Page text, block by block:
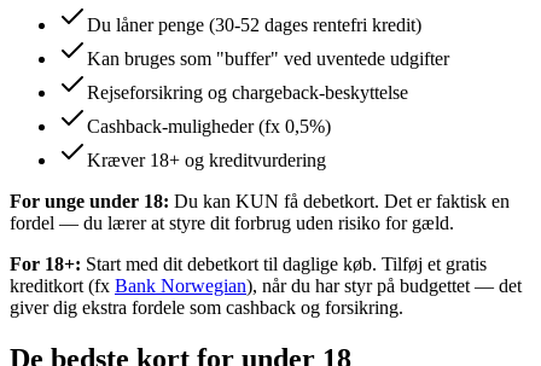
Du låner penge (30-52 dages rentefri kredit)
Kan bruges som "buffer" ved uventede udgifter
Rejseforsikring og chargeback-beskyttelse
Cashback-muligheder (fx 0,5%)
Kræver 18+ og kreditvurdering
For unge under 18: Du kan KUN få debetkort. Det er faktisk en
fordel — du lærer at styre dit forbrug uden risiko for gæld.
For 18+: Start med dit debetkort til daglige køb. Tilføj et gratis
kreditkort (fx Bank Norwegian), når du har styr på budgettet — det
giver dig ekstra fordele som cashback og forsikring.
De bedste kort for under 18